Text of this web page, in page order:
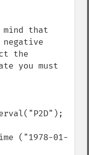
mind that
the
you must
("1978-01-